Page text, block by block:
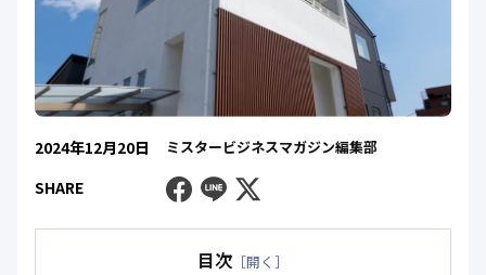
2024年12月20日 ミスタービジネスマガジン編集部
SHARE Facebook
Line Twitter
目次 ［開く］